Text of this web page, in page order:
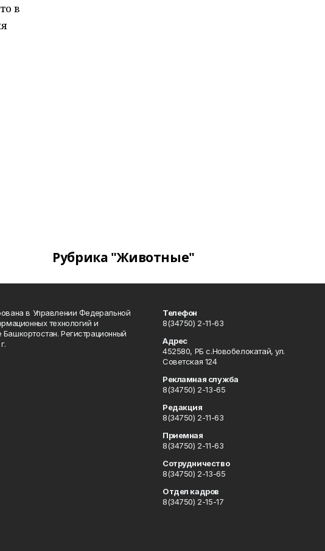
в
Рубрика "Животные"
в Управлении Федеральной
технологий и
Регистрационный
Телефон
8(34750) 2-11-63
Адрес
452580, РБ с.Новобелокатай, ул.
Советская 124
Рекламная служба
8(34750) 2-13-65
Редакция
8(34750) 2-11-63
Приемная
8(34750) 2-11-63
Сотрудничество
8(34750) 2-13-65
Отдел кадров
8(34750) 2-15-17